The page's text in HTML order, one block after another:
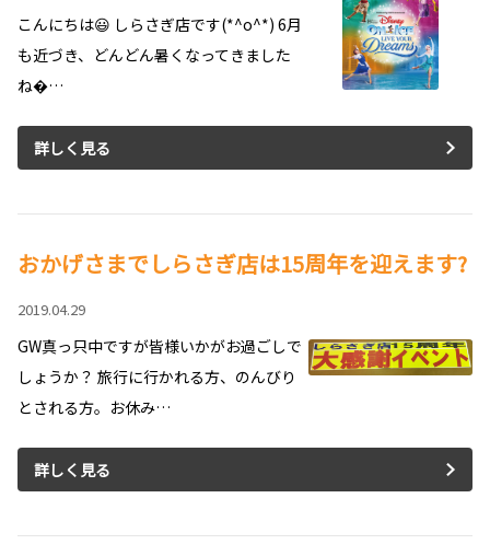
こんにちは😃 しらさぎ店です(*^o^*) 6月
も近づき、どんどん暑くなってきました
ね…
詳しく見る
おかげさまでしらさぎ店は15周年を迎えます?
2019.04.29
GW真っ只中ですが皆様いかがお過ごしで
しょうか？ 旅行に行かれる方、のんびり
とされる方。お休み…
詳しく見る